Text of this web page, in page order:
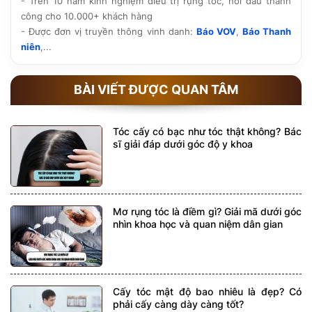
công cho 10.000+ khách hàng
- Được đơn vị truyền thông vinh danh: Báo VOV, Báo Thanh
niên,...
BÀI VIẾT ĐƯỢC QUAN TÂM
Tóc cấy có bạc như tóc thật không? Bác
sĩ giải đáp dưới góc độ y khoa
Mơ rụng tóc là điềm gì? Giải mã dưới góc
nhìn khoa học và quan niệm dân gian
Cấy tóc mật độ bao nhiêu là đẹp? Có
phải cấy càng dày càng tốt?